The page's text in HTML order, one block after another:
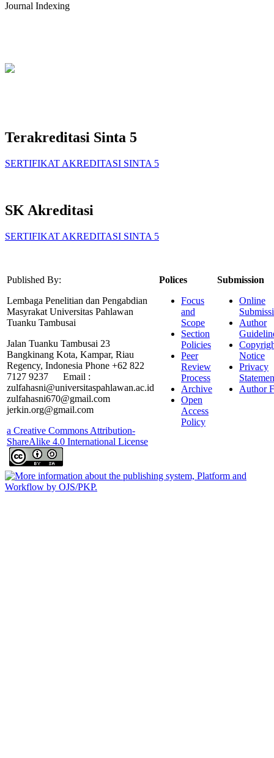
Journal Indexing
Terakreditasi Sinta 5
SERTIFIKAT AKREDITASI SINTA 5
SK Akreditasi
SERTIFIKAT AKREDITASI SINTA 5
Published By:
Lembaga Penelitian dan Pengabdian
Masyrakat Universitas Pahlawan
Tuanku Tambusai
Jalan Tuanku Tambusai 23
Bangkinang Kota, Kampar, Riau
Regency, Indonesia Phone +62 822
7127 9237 Email :
zulfahasni@universitaspahlawan.ac.id
zulfahasni670@gmail.com
jerkin.org@gmail.com
a Creative Commons Attribution-
ShareAlike 4.0 International License
Polices
Focus
and
Scope
Section
Policies
Peer
Review
Process
Archive
Open
Access
Policy
Submission
Online
Author
Notice
Privacy
Author